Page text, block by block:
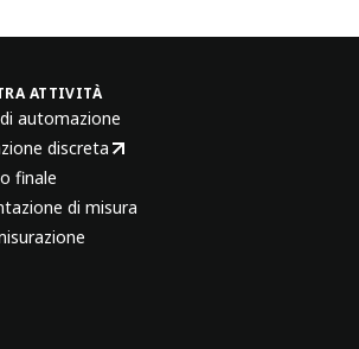
ATTIVITÀ
automazione
discreta
finale
di misura